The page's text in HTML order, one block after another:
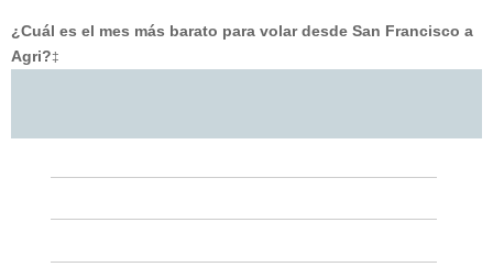
¿Cuál es el mes más barato para volar desde San Francisco a
Agri?‡